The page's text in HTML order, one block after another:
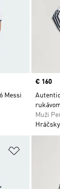
Messi
Price
€ 160
Muži
Pridať do